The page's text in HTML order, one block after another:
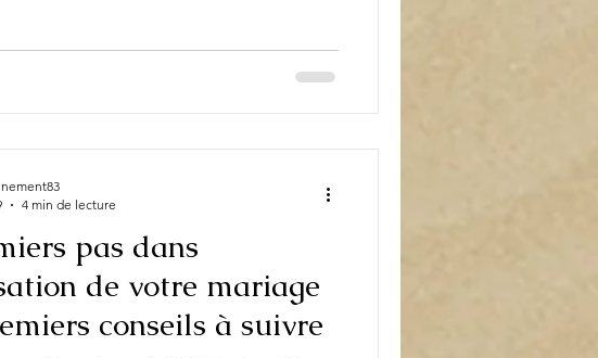
pas dans
de votre mariage
conseils à suivre
4 min de lecture